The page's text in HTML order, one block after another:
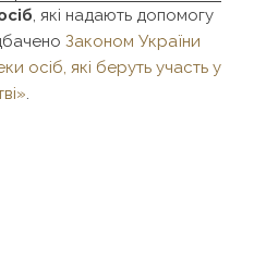
, які надають допомогу
Законом України
осіб, які беруть участь у
.